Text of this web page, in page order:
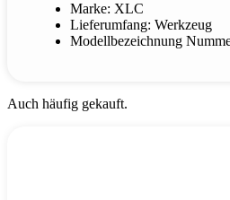
Marke: XLC
Lieferumfang: Werkzeug
Modellbezeichnung
Auch häufig gekauft.